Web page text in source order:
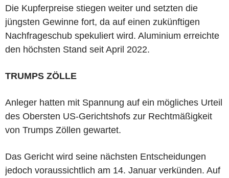
Die Kupferpreise stiegen weiter und setzten die
jüngsten Gewinne fort, da auf einen zukünftigen
Nachfrageschub spekuliert wird. Aluminium erreichte
den höchsten Stand seit April 2022.
TRUMPS ZÖLLE
Anleger hatten mit Spannung auf ein mögliches Urteil
des Obersten US-Gerichtshofs zur Rechtmäßigkeit
von Trumps Zöllen gewartet.
Das Gericht wird seine nächsten Entscheidungen
jedoch voraussichtlich am 14. Januar verkünden. Auf